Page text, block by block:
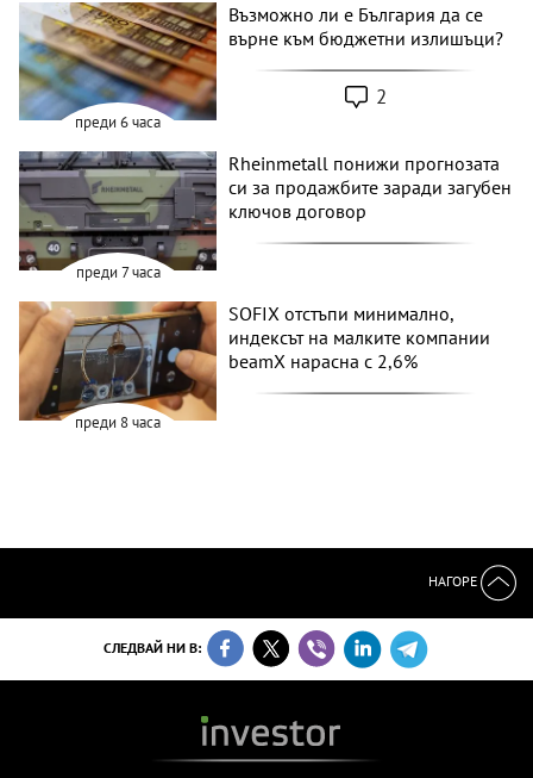
преди 6 часа
Възможно ли е България да се
върне към бюджетни излишъци?
2
преди 7 часа
Rheinmetall понижи прогнозата
си за продажбите заради загубен
ключов договор
преди 8 часа
SOFIX отстъпи минимално,
индексът на малките компании
beamX нарасна с 2,6%
НАГОРЕ
СЛЕДВАЙ НИ В: